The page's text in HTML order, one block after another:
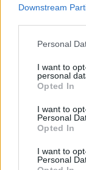
Downstream
Personal
I want to
personal
Opted In
I want to
Personal
Opted In
I want to
Personal
Amerika
tudhatta
a 2000-ben
kereső 50% a
összesen,
KEDVES
A keresett